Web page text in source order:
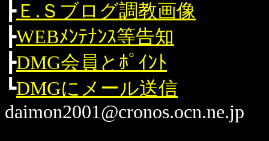
┣Ｅ.Ｓブログ調教画像
┣WEBﾒﾝﾃﾅﾝｽ等告知
┣DMG会員とﾎﾟｲﾝﾄ
┗DMGにメール送信
daimon2001@cronos.ocn.ne.jp